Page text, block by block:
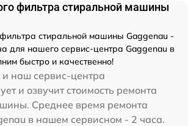
фильтра стиральной машины
стиральной машины Gaggenau -
для нашего сервис-центра Gaggenau в
быстро и качественно!
наш сервис-центра
и озвучит стоимость ремонта
Среднее время ремонта
в нашем сервисном - 2 часа.